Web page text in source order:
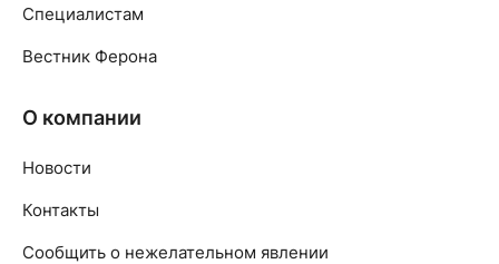
Специалистам
Вестник Ферона
О компании
Новости
Контакты
Сообщить о нежелательном явлении